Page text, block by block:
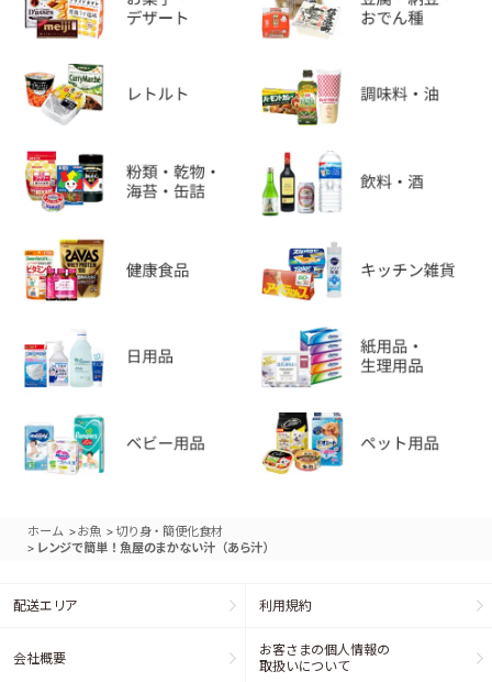
ホーム >お魚 >切り身・簡便化食材
> レンジで簡単！魚屋のまかない汁（あら汁）
配送エリア 利用規約
会社概要
お客さまの個人情報の
取扱いについて